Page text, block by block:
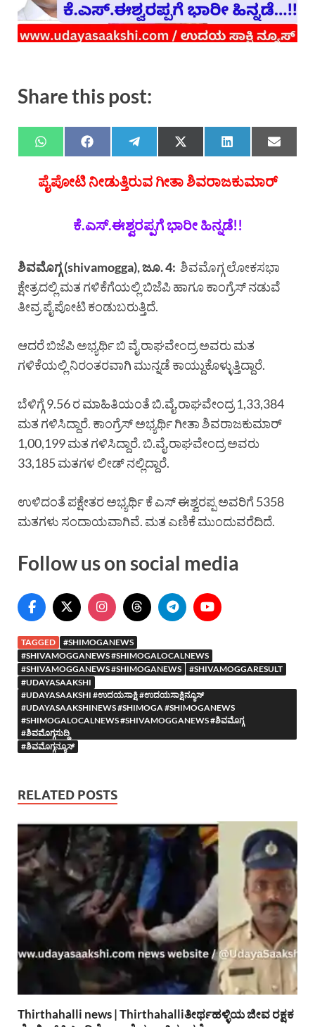
Share this post:
ಪೈಪೋಟಿ ನೀಡುತ್ತಿರುವ ಗೀತಾ ಶಿವರಾಜಕುಮಾರ್
ಕೆ.ಎಸ್.ಈಶ್ವರಪ್ಪಗೆ ಭಾರೀ ಹಿನ್ನಡೆ!!
ಶಿವಮೊಗ್ಗ (shivamogga), ಜೂ. 4: ಶಿವಮೊಗ್ಗ ಲೋಕಸಭಾ
ಕ್ಷೇತ್ರದಲ್ಲಿ ಮತ ಗಳಿಕೆಗೆಯಲ್ಲಿ ಬಿಜೆಪಿ ಹಾಗೂ ಕಾಂಗ್ರೆಸ್ ನಡುವೆ
ತೀವ್ರ ಪೈಪೋಟಿ ಕಂಡುಬರುತ್ತಿದೆ.
ಆದರೆ ಬಿಜೆಪಿ ಅಭ್ಯರ್ಥಿ ಬಿ ವೈ ರಾಘವೇಂದ್ರ ಅವರು ಮತ
ಗಳಿಕೆಯಲ್ಲಿ ನಿರಂತರವಾಗಿ ಮುನ್ನಡೆ ಕಾಯ್ದುಕೊಳ್ಳುತ್ತಿದ್ದಾರೆ.
ಬೆಳಿಗ್ಗೆ 9.56 ರ ಮಾಹಿತಿಯಂತೆ ಬಿ.ವೈ.ರಾಘವೇಂದ್ರ 1,33,384
ಮತ ಗಳಿಸಿದ್ದಾರೆ. ಕಾಂಗ್ರೆಸ್ ಅಭ್ಯರ್ಥಿ ಗೀತಾ ಶಿವರಾಜಕುಮಾರ್
1,00,199 ಮತ ಗಳಿಸಿದ್ದಾರೆ. ಬಿ.ವೈ.ರಾಘವೇಂದ್ರ ಅವರು
33,185 ಮತಗಳ ಲೀಡ್ ನಲ್ಲಿದ್ದಾರೆ.
ಉಳಿದಂತೆ ಪಕ್ಷೇತರ ಅಭ್ಯರ್ಥಿ ಕೆ ಎಸ್ ಈಶ್ವರಪ್ಪ ಅವರಿಗೆ 5358
ಮತಗಳು ಸಂದಾಯವಾಗಿವೆ. ಮತ ಎಣಿಕೆ ಮುಂದುವರೆದಿದೆ.
Follow us on social media
TAGGED
#SHIMOGANEWS
#SHIVAMOGGANEWS #SHIMOGALOCALNEWS
#SHIVAMOGGANEWS #SHIMOGANEWS
#SHIVAMOGGARESULT
#UDAYASAAKSHI
#UDAYASAAKSHI #ಉದಯಸಾಕ್ಷಿ #ಉದಯಸಾಕ್ಷಿನ್ಯೂಸ್
#UDAYASAAKSHINEWS #SHIMOGA #SHIMOGANEWS
#SHIMOGALOCALNEWS #SHIVAMOGGANEWS #ಶಿವಮೊಗ್ಗ
#ಶಿವಮೊಗ್ಗಸುದ್ದಿ
#ಶಿವಮೊಗ್ಗನ್ಯೂಸ್
RELATED POSTS
Thirthahalli news | Thirthahalliತೀರ್ಥಹಳ್ಳಿಯ ಜೀವ ರಕ್ಷಕ